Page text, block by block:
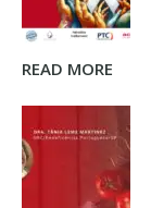
READ MORE